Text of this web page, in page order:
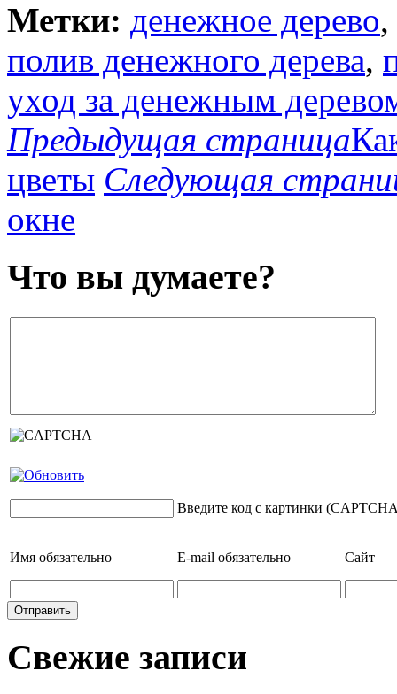
Метки: денежное дерево,
полив денежного дерева,
уход за денежным
Предыдущая страница
цветы Следующая
окне
Что вы думаете?
Введите код с картинки
Имя обязательно E-mail обязательно Сайт
Свежие записи